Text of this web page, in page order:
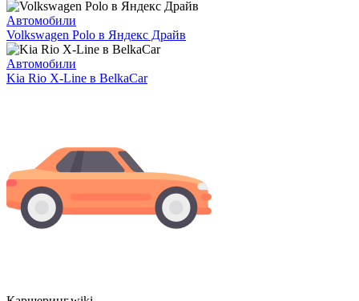
Автомобили
Volkswagen Polo в Яндекс Драйв
Автомобили
Kia Rio X-Line в BelkaCar